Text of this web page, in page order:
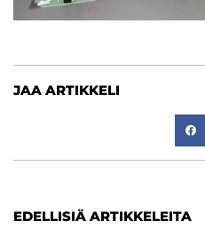
JAA ARTIKKELI
EDELLISIÄ ARTIKKELEITA